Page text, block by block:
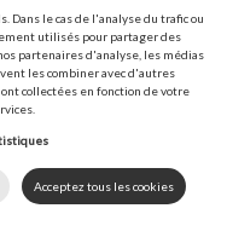
cookies
vente
©2021
Dans le cas de l'analyse du trafic ou
utilisés pour partager des
partenaires d'analyse, les médias
les combiner avec d'autres
collectées en fonction de votre
Acceptez tous les cookies
HOME APPELEZ NOUS